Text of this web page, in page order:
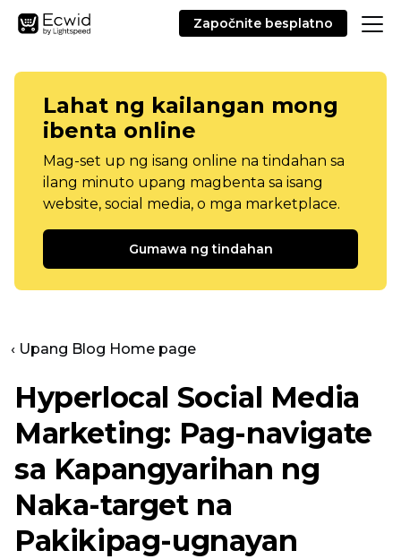
Započnite besplatno
Lahat ng kailangan mong
ibenta online
Mag-set up ng isang online na tindahan sa
ilang minuto upang magbenta sa isang
website, social media, o mga marketplace.
Gumawa ng tindahan
‹ Upang Blog Home page
Hyperlocal Social Media
Marketing: Pag-navigate
sa Kapangyarihan ng
Naka-target na
Pakikipag-ugnayan